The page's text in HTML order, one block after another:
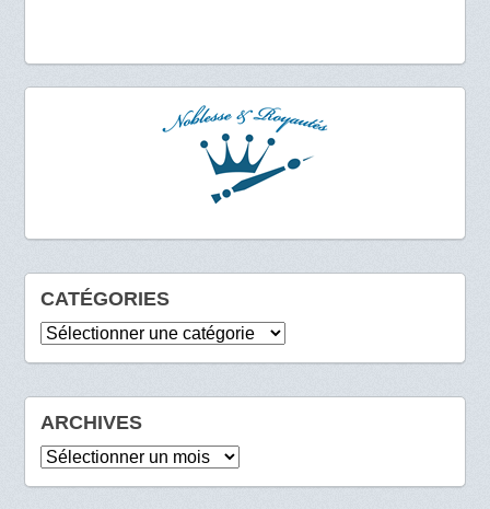
CATÉGORIES
Catégories
ARCHIVES
Archives